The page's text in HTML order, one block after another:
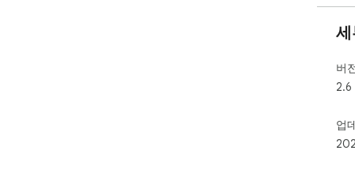
-
-
버
2.6
업